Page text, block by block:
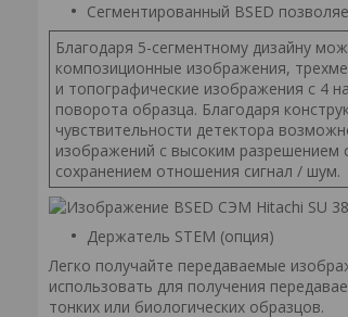
Сегментированный BSED
Благодаря 5-сегментному дизайну
композиционные изображения,
и топографические изображения с 4
поворота образца. Благодаря
чувствительности детектора
изображений с высоким разрешением
сохранением отношения сигнал / шум.
Держатель STEM (опция)
Легко получайте передаваемые
использовать для получения
тонких или биологических образцов.